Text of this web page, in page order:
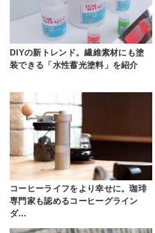
DIYの新トレンド。繊維素材にも塗
装できる「水性蓄光塗料」を紹介
コーヒーライフをより幸せに。珈琲
専門家も認めるコーヒーグライン
ダ…